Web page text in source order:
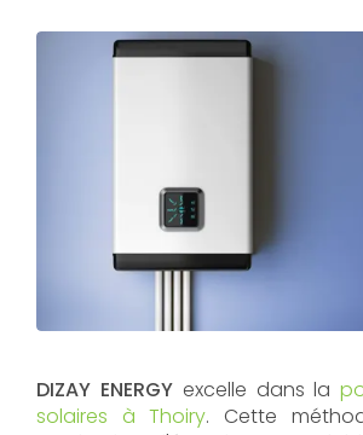
DIZAY ENERGYexcelle dans la
solaires à Thoiry. Cette